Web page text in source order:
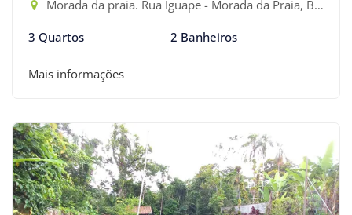
Morada da praia. Rua Iguape - Morada da Praia, Bertioga-SP
3 Quartos 2 Banheiros
Mais informações